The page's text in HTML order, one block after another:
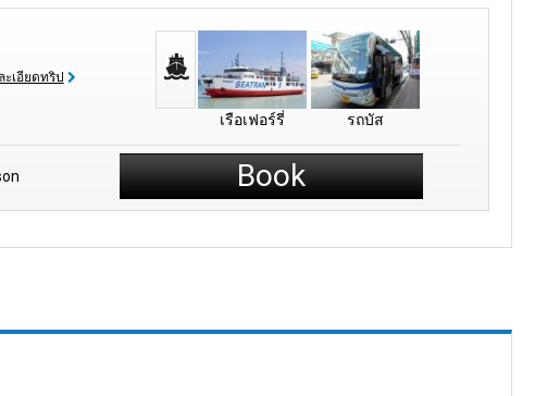
ะเอียดทริป
เรือเฟอร์รี่ รถบัส
Book